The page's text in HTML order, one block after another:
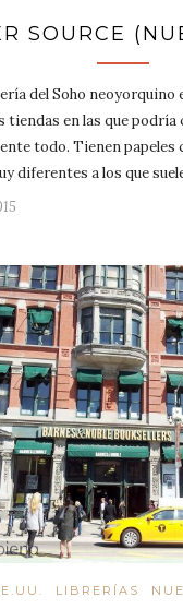
SOURCE
del Soho neoyorquino
tiendas en las que podría
todo. Tienen
diferentes a los que
LIBRERÍAS